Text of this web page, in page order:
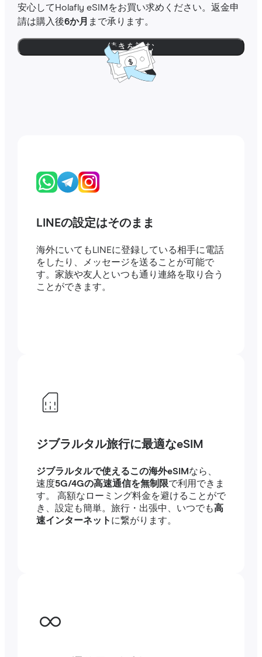
安心してHolafly eSIMをお買い求めください。返金申
請は購入後6か月 まで承ります。
続きを読む
LINEの設定はそのまま
海外にいてもLINEに登録している相手に電話
をしたり、メッセージを送ることが可能で
す。家族や友人といつも通り連絡を取り合う
ことができます。
ジブラルタル旅行に最適なeSIM
ジブラルタルで使えるこの海外eSIM なら、
速度5G/4Gの高速通信を無制限で利用できま
す。 高額なローミング料金を避けることがで
き、設定も簡単。旅行・出張中、いつでも高
速インターネット に繋がります。